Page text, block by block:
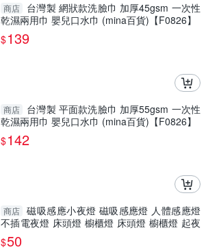
商店
台灣製 網狀款洗臉巾 加厚45gsm 一次性
乾濕兩用巾 嬰兒口水巾 (mina百貨)【F0826】
$139
商店
台灣製 平面款洗臉巾 加厚55gsm 一次性
乾濕兩用巾 嬰兒口水巾 (mina百貨)【F0826】
$142
商店 磁吸感應小夜燈 磁吸感應燈 人體感應燈
不插電夜燈 床頭燈 櫥櫃燈 床頭燈 櫥櫃燈 起夜
燈
$50